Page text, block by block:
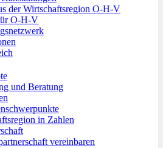
der Wirtschaftsregion O-H-V
O-H-V
und Beratung
in Zahlen
vereinbaren